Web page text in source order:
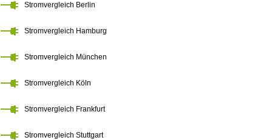
Stromvergleich Berlin
Stromvergleich Hamburg
Stromvergleich München
Stromvergleich Köln
Stromvergleich Frankfurt
Stromvergleich Stuttgart